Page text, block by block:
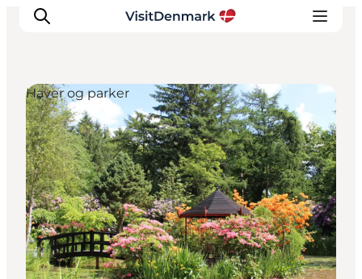
Inspiration
Destinationer
Oplevelser
Overnatning
Planlæg ferien
Haver og parker